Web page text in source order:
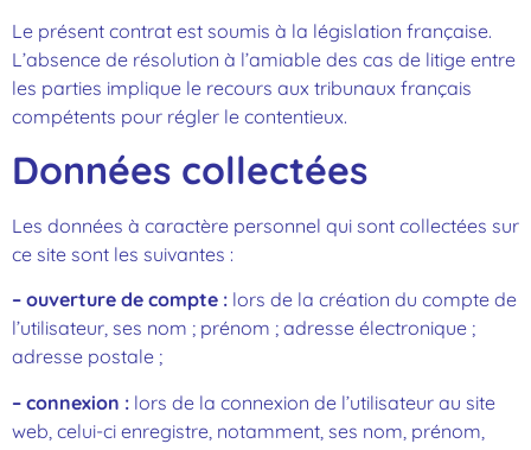
Le présent contrat est soumis à la législation française.
L’absence de résolution à l’amiable des cas de litige entre
les parties implique le recours aux tribunaux français
compétents pour régler le contentieux.
Données collectées
Les données à caractère personnel qui sont collectées sur
ce site sont les suivantes :
– ouverture de compte : lors de la création du compte de
l’utilisateur, ses nom ; prénom ; adresse électronique ;
adresse postale ;
– connexion : lors de la connexion de l’utilisateur au site
web, celui-ci enregistre, notamment, ses nom, prénom,